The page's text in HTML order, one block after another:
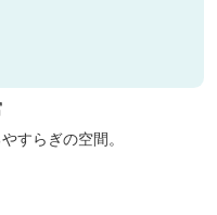
すらぎの空間。